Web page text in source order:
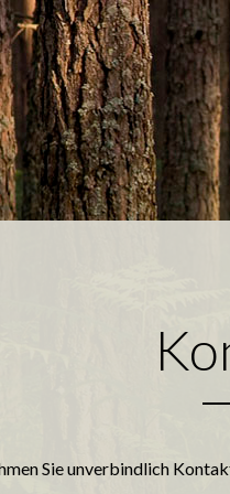
Sie unverbindlich